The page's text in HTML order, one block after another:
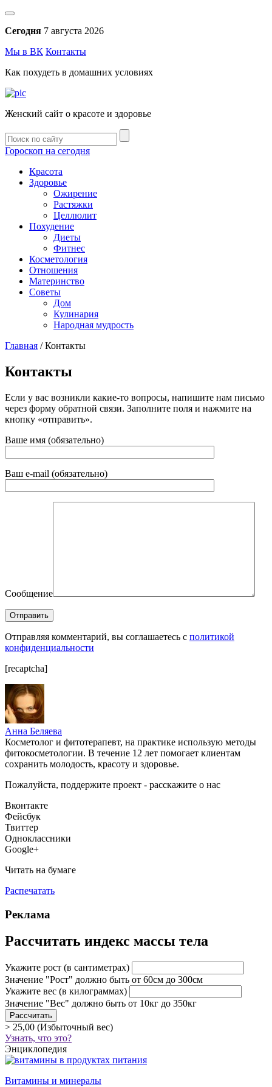
Сегодня 7 августа 2026
Мы в ВК Контакты
Как похудеть в домашних условиях
Женский сайт о красоте и здоровье
Гороскоп на сегодня
Красота
Здоровье
Ожирение
Растяжки
Целлюлит
Похудение
Диеты
Фитнес
Косметология
Отношения
Материнство
Советы
Дом
Кулинария
Народная мудрость
Главная /Контакты
Контакты
Если у вас возникли какие-то вопросы, напишите нам письмо
через форму обратной связи. Заполните поля и нажмите на
кнопку «отправить».
Ваше имя (обязательно)
Ваш e-mail (обязательно)
Сообщение
Отправляя комментарий, вы соглашаетесь с политикой
конфиденциальности
[recaptcha]
Анна Беляева
Косметолог и фитотерапевт, на практике использую методы
фитокосметологии. В течение 12 лет помогает клиентам
сохранить молодость, красоту и здоровье.
Пожалуйста, поддержите проект - расскажите о нас
Вконтакте
Фейсбук
Твиттер
Одноклассники
Google+
Читать на бумаге
Распечатать
Реклама
Рассчитать индекс массы тела
Укажите рост (в сантиметрах)
Значение "Рост" должно быть от 60см до 300см
Укажите вес (в килограммах)
Значение "Вес" должно быть от 10кг до 350кг
> 25,00 (Избыточный вес)
Узнать, что это?
Энциклопедия
Витамины и минералы